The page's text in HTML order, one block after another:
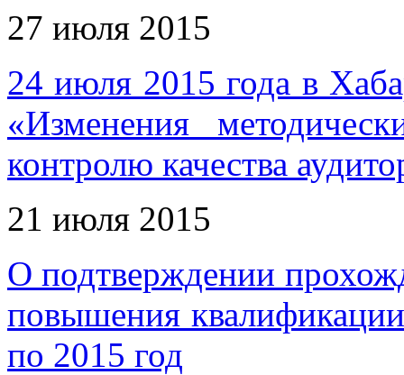
27 июля 2015
24 июля 2015 года в
«Изменения
контролю качества
21 июля 2015
О подтверждении
повышения
по 2015 год